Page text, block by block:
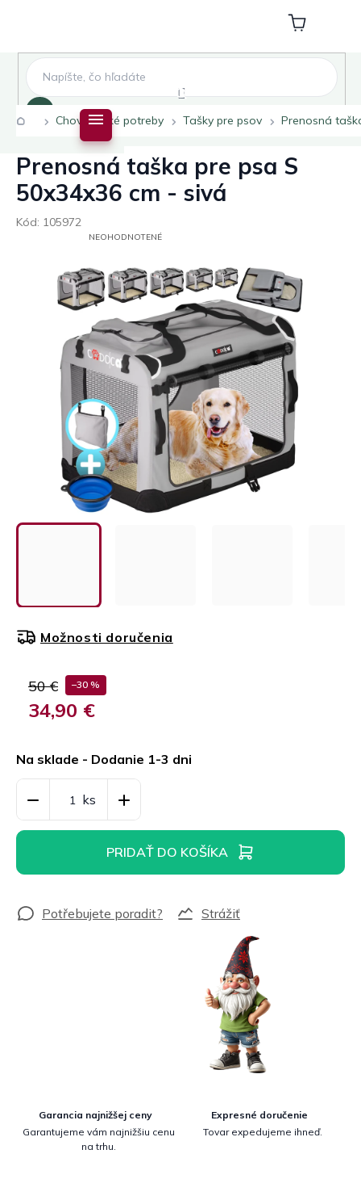
Nákupný
košík
Domov
Chovateľské potreby Tašky pre psov Prenosná
Prenosná taška pre psa S
50x34x36 cm - sivá
Kód: 105972
PRIEMERNÉ
HVIEZDIČIEK.
NEOHODNOTENÉ
50 € –30 %
34,90 €
cena:
Na sklade - Dodanie 1-3 dni
Možnosti doručenia
PRIDAŤ DO KOŠÍKA
Strážiť
Garancia najnižšej ceny
Garantujeme vám najnižšiu cenu
na trhu.
Expresné doručenie
Tovar expedujeme ihneď.